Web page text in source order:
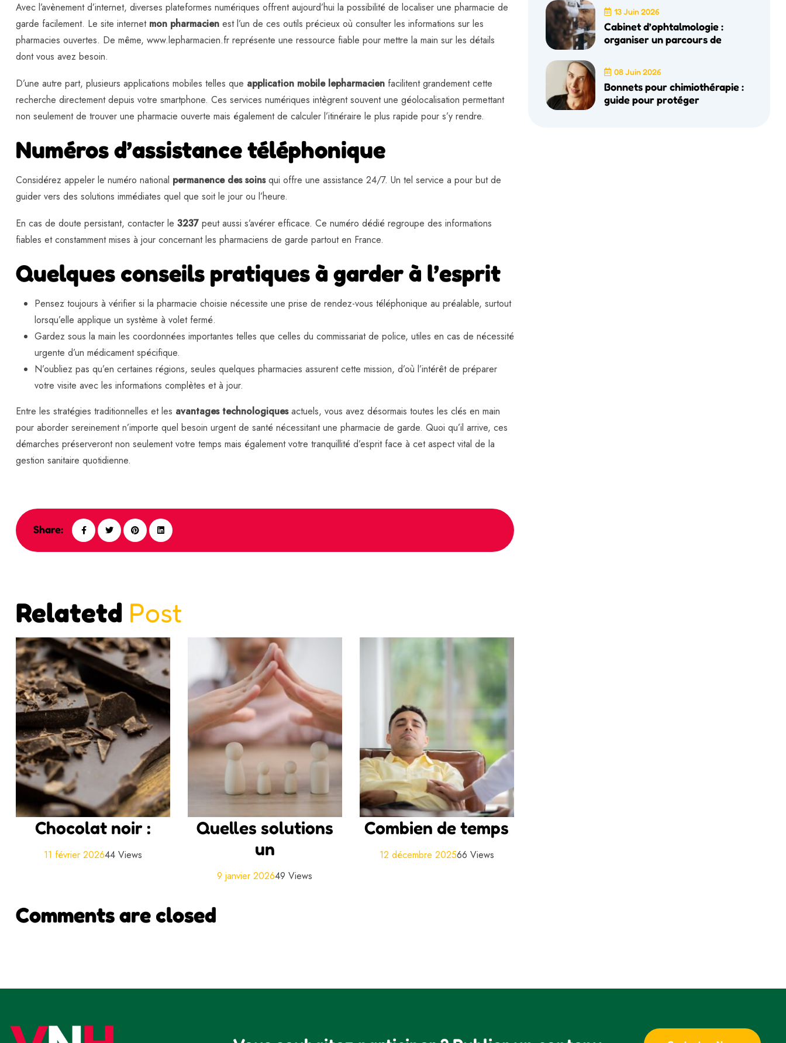
Avec l’avènement d’internet, diverses plateformes numériques offrent aujourd’hui la possibilité de localiser une pharmacie de
garde facilement. Le site internet mon pharmacien est l’un de ces outils précieux où consulter les informations sur les
pharmacies ouvertes. De même, www.lepharmacien.fr représente une ressource fiable pour mettre la main sur les détails
dont vous avez besoin.
D’une autre part, plusieurs applications mobiles telles que application mobile lepharmacien facilitent grandement cette
recherche directement depuis votre smartphone. Ces services numériques intègrent souvent une géolocalisation permettant
non seulement de trouver une pharmacie ouverte mais également de calculer l’itinéraire le plus rapide pour s’y rendre.
Numéros d’assistance téléphonique
Considérez appeler le numéro national permanence des soinsqui offre une assistance 24/7. Un tel service a pour but de
guider vers des solutions immédiates quel que soit le jour ou l’heure.
En cas de doute persistant, contacter le 3237 peut aussi s’avérer efficace. Ce numéro dédié regroupe des informations
fiables et constamment mises à jour concernant les pharmaciens de garde partout en France.
Quelques conseils pratiques à garder à l’esprit
Pensez toujours à vérifier si la pharmacie choisie nécessite une prise de rendez-vous téléphonique au préalable, surtout
lorsqu’elle applique un système à volet fermé.
Gardez sous la main les coordonnées importantes telles que celles du commissariat de police, utiles en cas de nécessité
urgente d’un médicament spécifique.
N’oubliez pas qu’en certaines régions, seules quelques pharmacies assurent cette mission, d’où l’intérêt de préparer
votre visite avec les informations complètes et à jour.
Entre les stratégies traditionnelles et les avantages technologiquesactuels, vous avez désormais toutes les clés en main
pour aborder sereinement n’importe quel besoin urgent de santé nécessitant une pharmacie de garde. Quoi qu’il arrive, ces
démarches préserveront non seulement votre temps mais également votre tranquillité d’esprit face à cet aspect vital de la
gestion sanitaire quotidienne.
Share:
Relatetd Post
Chocolat noir :
11 février 202644 Views
Quelles solutions
un
9 janvier 202649 Views
Combien de temps
12 décembre 202566 Views
Comments are closed
13 Juin 2026
Cabinet d’ophtalmologie :
organiser un parcours de
08 Juin 2026
Bonnets pour chimiothérapie :
guide pour protéger